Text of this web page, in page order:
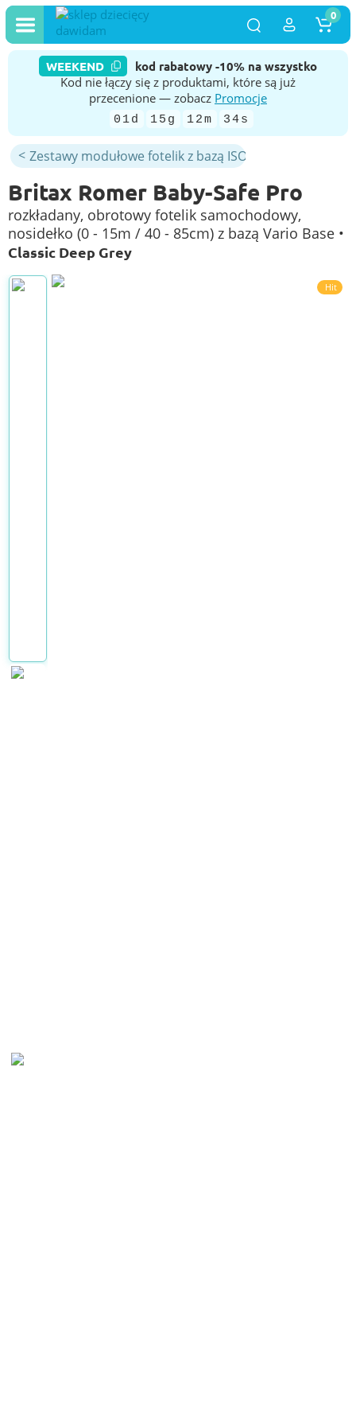
WEEKEND
kod rabatowy -10% na wszystko
Kod nie łączy się z produktami, które są już
przecenione — zobacz Promocje
01d 15g 12m 33s
0
Zestawy modułowe fotelik z bazą ISOFIX
Britax Romer Baby-Safe Pro
rozkładany, obrotowy fotelik samochodowy,
nosidełko (0 - 15m / 40 - 85cm) z bazą Vario Base •
Classic Deep Grey
Hit